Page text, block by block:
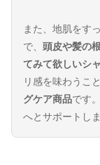
また、地肌をす
で、 頭皮や髪の
てみて欲しいシ
リ感を味わうこ
グケア商品です
へとサポートしま